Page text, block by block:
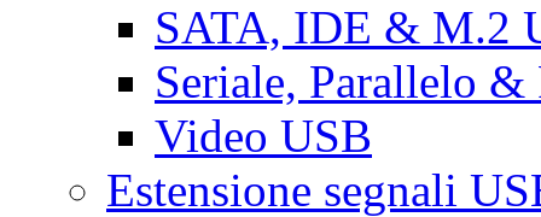
SATA, IDE & M.2
Seriale, Parallelo &
Video USB
Estensione segnali